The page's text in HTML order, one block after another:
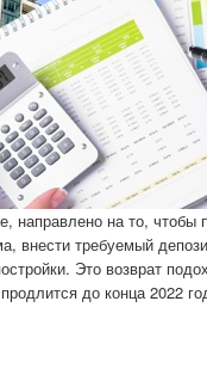
направлено ​​на то, чтобы
требуемый
Это возврат
до конца 2022